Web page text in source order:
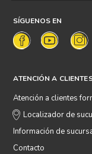
SÍGUENOS EN
ATENCIÓN A
Atención a clientes
Localizador de
Información de
Contacto